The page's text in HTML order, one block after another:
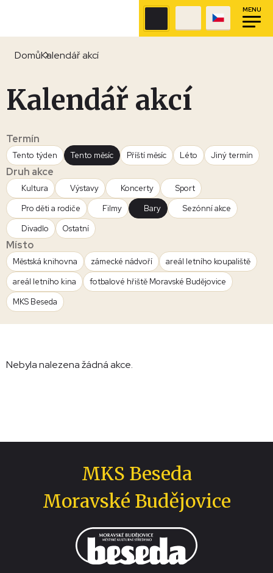
MENU
DomůKalendář akcí
Kalendář akcí
Termín
Tento týden Tento měsíc Příští měsíc Léto Jiný termín
Druh akce
Kultura Výstavy Koncerty
Sport
Pro děti a rodiče
Filmy Bary
Sezónní akce
Divadlo
Ostatní
Místo
Městská knihovna zámecké nádvoří
areál letního koupaliště
areál letního kina
fotbalové hřiště Moravské Budějovice
MKS Beseda
Nebyla nalezena žádná akce.
MKS Beseda
Moravské Budějovice